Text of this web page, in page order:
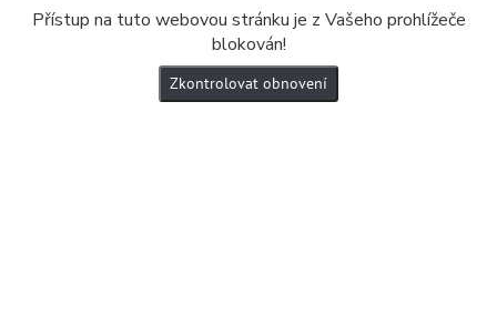
Přístup na tuto webovou stránku je z Vašeho prohlížeče
blokován!
Zkontrolovat obnovení